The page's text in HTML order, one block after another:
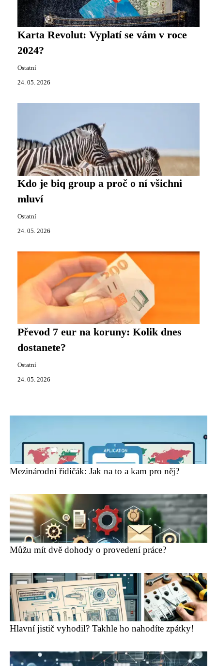
Karta Revolut: Vyplatí se vám v roce
2024?
Ostatní
24. 05. 2026
Kdo je biq group a proč o ní všichni
mluví
Ostatní
24. 05. 2026
Převod 7 eur na koruny: Kolik dnes
dostanete?
Ostatní
24. 05. 2026
Mezinárodní řidičák: Jak na to a kam pro něj?
Můžu mít dvě dohody o provedení práce?
Hlavní jistič vyhodil? Takhle ho nahodíte zpátky!